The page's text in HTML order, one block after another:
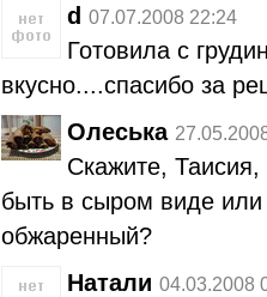
d 07.07.2008 22:24
Готовила с
вкусно....спасибо за
Олеська
Скажите,
быть в сыром виде
обжаренный?
Натали 04.03.2008